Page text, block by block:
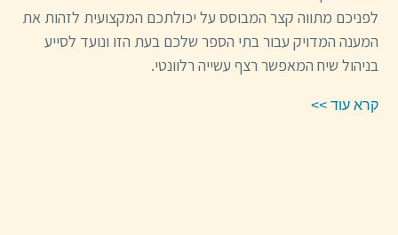
לפניכם מתווה קצר המבוסס על יכולתכם המקצועית לזהות את
המענה המדויק עבור בתי הספר שלכם בעת הזו ונועד לסייע
בניהול שיח המאפשר רצף עשייה רלוונטי.
קרא עוד >>